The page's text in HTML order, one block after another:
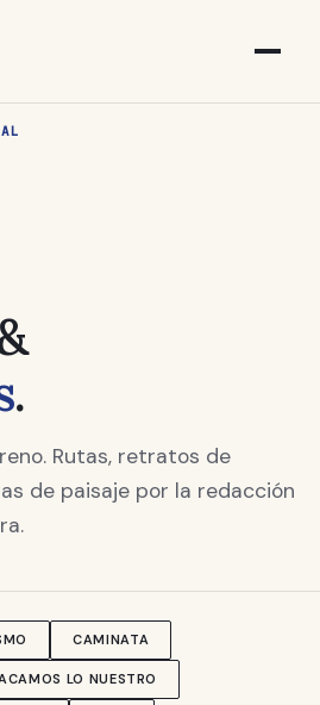
.
Rutas, retratos de
de paisaje por la redacción
CAMINATA
LO NUESTRO